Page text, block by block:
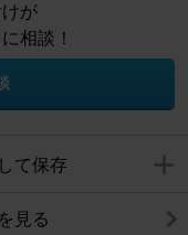
が
相談！
て保存
見る